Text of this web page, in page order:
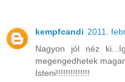
kempfcandi 2011.
Nagyon jól néz
megengedhetek
Isteni!!!!!!!!!!!!!!